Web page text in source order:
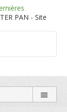
PAN - Site